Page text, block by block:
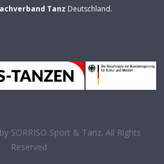
Tanz Deutschland.
SORRISO Sport & Tanz. All Rights
Reserved